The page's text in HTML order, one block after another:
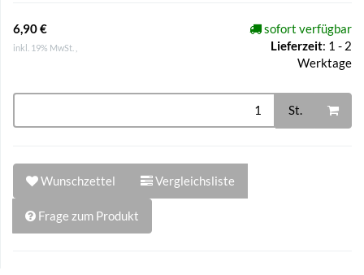
6,90 €
inkl. 19% MwSt. ,
sofort verfügbar
Lieferzeit: 1 - 2
Werktage
St.
Wunschzettel Vergleichsliste
Frage zum Produkt